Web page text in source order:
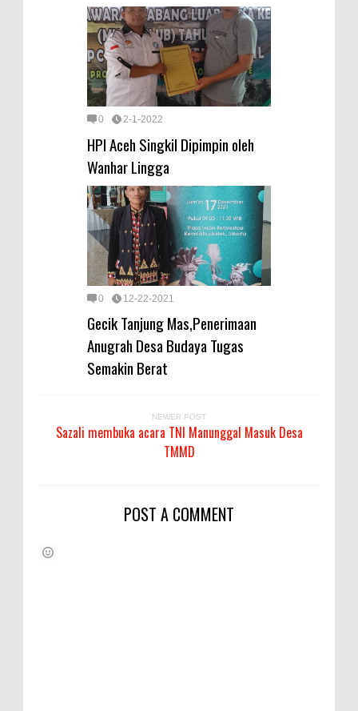
0 2-1-2022
HPI Aceh Singkil Dipimpin oleh
Wanhar Lingga
0 12-22-2021
Gecik Tanjung Mas,Penerimaan
Anugrah Desa Budaya Tugas
Semakin Berat
NEWER POST
Sazali membuka acara TNI Manunggal Masuk Desa
TMMD
POST A COMMENT